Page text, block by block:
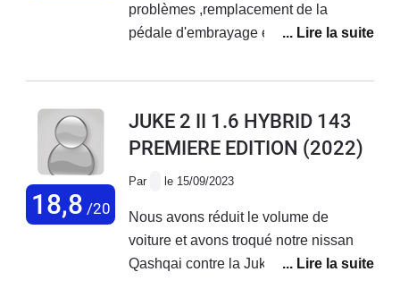
problèmes ,remplacement de la
pédale d'embrayage et le support prise
problèmes le compteur electronique
stop start rdv avec le garage la
semaine prochaine, au niveau comfort
18,8 /20
JUKE 2 II 1.6 HYBRID 143
PREMIERE EDITION (2022)
Par le 15/09/2023
Nous avons réduit le volume de
voiture et avons troqué notre nissan
Qashqai contre la Juke. Quelques